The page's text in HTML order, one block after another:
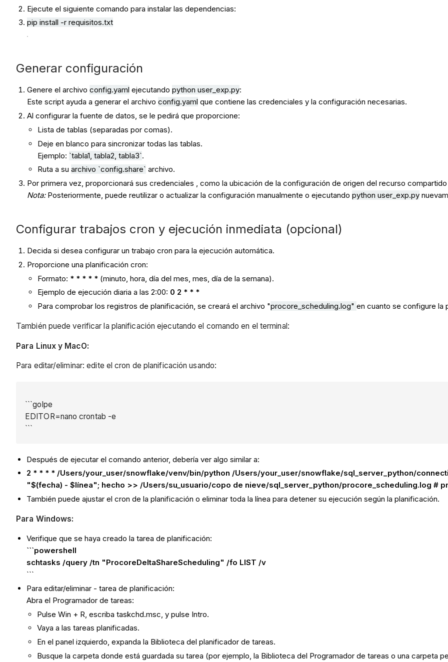
Ejecute el siguiente comando para instalar las dependencias:
pip install -r requisitos.txt
Generar configuración
Genere el archivoconfig.yaml ejecutandopython user_exp.py:
Este script ayuda a generar el archivoconfig.yaml que contiene las credenciales y la configuración necesarias.
Al configurar la fuente de datos, se le pedirá que proporcione:
Lista de tablas (separadas por comas).
Deje en blanco para sincronizar todas las tablas.
Ejemplo: `tabla1 ,tabla2 ,tabla3`.
Ruta a suarchivo `config.share` archivo.
Por primera vez, proporcionará sus credenciales , como la ubicación de la configuración de origen del recurso
Nota:Posteriormente, puede reutilizar o actualizar la configuración manualmente o ejecutandopython user_exp.py
Configurar trabajos cron y ejecución inmediata (opcional)
Decida si desea configurar un trabajo cron para la ejecución automática.
Proporcione una planificación cron:
Formato: * * * * * (minuto, hora, día del mes, mes, día de la semana).
Ejemplo de ejecución diaria a las 2:00: 0 2 * * *
Para comprobar los registros de planificación, se creará el archivo "procore _scheduling.log"en cuanto se configure la
También puede verificar la planificación ejecutando el comando en el terminal:
Para Linux y MacO:
Para editar/eliminar: edite el cron de planificación usando:
```golpe
EDITOR=nano crontab -e
```
Después de ejecutar el comando anterior, debería ver algo similar a:
2 * * * * /Users/your_user/snowflake/venv/bin/python /Users/your_user/snowflake/sql_server_python/
"$(fecha) - $línea"; hecho >> /Users/su_usuario/copo de nieve/sql_server_python/procore_scheduling.log #
También puede ajustar el cron de la planificación o eliminar toda la línea para detener su ejecución según la planificación.
Para Windows:
Verifique que se haya creado la tarea de planificación:
```powershell
schtasks /query /tn "ProcoreDeltaShareScheduling" /fo LIST /v
```
Para editar/eliminar - tarea de planificación:
Abra el Programador de tareas:
Pulse Win + R, escriba taskchd.msc, y pulse Intro.
Vaya a las tareas planificadas.
En el panel izquierdo, expanda la Biblioteca del planificador de tareas.
Busque la carpeta donde está guardada su tarea (por ejemplo, la Biblioteca del Programador de tareas o una carpeta